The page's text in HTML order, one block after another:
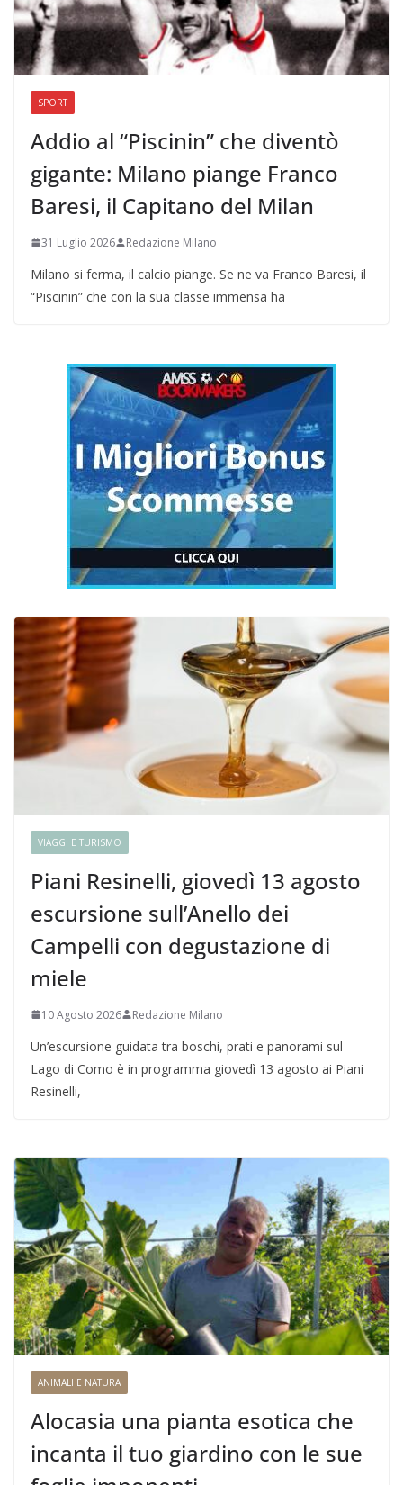
SPORT
Addio al “Piscinin” che diventò
gigante: Milano piange Franco
Baresi, il Capitano del Milan
31 Luglio 2026 Redazione Milano
Milano si ferma, il calcio piange. Se ne va Franco Baresi, il
“Piscinin” che con la sua classe immensa ha
VIAGGI E TURISMO
Piani Resinelli, giovedì 13 agosto
escursione sull’Anello dei
Campelli con degustazione di
miele
10 Agosto 2026 Redazione Milano
Un’escursione guidata tra boschi, prati e panorami sul
Lago di Como è in programma giovedì 13 agosto ai Piani
Resinelli,
ANIMALI E NATURA
Alocasia una pianta esotica che
incanta il tuo giardino con le sue